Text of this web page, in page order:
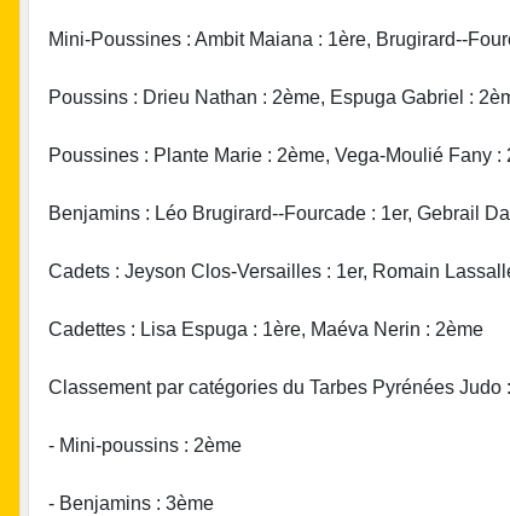
Mini-Poussines : Ambit Maiana : 1ère, Brugirard--
Poussins : Drieu Nathan : 2ème, Espuga Gabriel :
Poussines : Plante Marie : 2ème, Vega-Moulié Fany
Benjamins : Léo Brugirard--Fourcade : 1er, Gebrail
Cadets : Jeyson Clos-Versailles : 1er, Romain
Cadettes : Lisa Espuga : 1ère, Maéva Nerin : 2ème
Classement par catégories du Tarbes Pyrénées Judo :
- Mini-poussins : 2ème
- Benjamins : 3ème